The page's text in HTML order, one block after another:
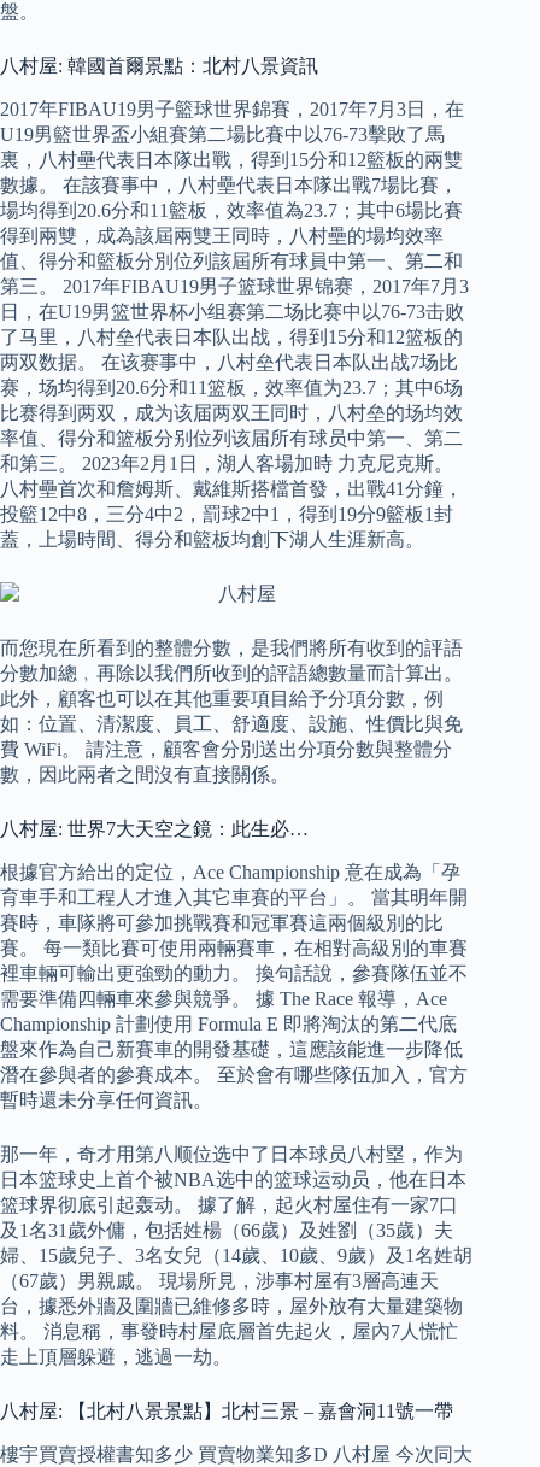
盤。
八村屋: 韓國首爾景點：北村八景資訊
2017年FIBAU19男子籃球世界錦賽，2017年7月3日，在
U19男籃世界盃小組賽第二場比賽中以76-73擊敗了馬
裏，八村壘代表日本隊出戰，得到15分和12籃板的兩雙
數據。 在該賽事中，八村壘代表日本隊出戰7場比賽，
場均得到20.6分和11籃板，效率值為23.7；其中6場比賽
得到兩雙，成為該屆兩雙王同時，八村壘的場均效率
值、得分和籃板分別位列該屆所有球員中第一、第二和
第三。 2017年FIBAU19男子篮球世界锦赛，2017年7月3
日，在U19男篮世界杯小组赛第二场比赛中以76-73击败
了马里，八村垒代表日本队出战，得到15分和12篮板的
两双数据。 在该赛事中，八村垒代表日本队出战7场比
赛，场均得到20.6分和11篮板，效率值为23.7；其中6场
比赛得到两双，成为该届两双王同时，八村垒的场均效
率值、得分和篮板分别位列该届所有球员中第一、第二
和第三。 2023年2月1日，湖人客場加時 力克尼克斯。
八村壘首次和詹姆斯、戴維斯搭檔首發，出戰41分鐘，
投籃12中8，三分4中2，罰球2中1，得到19分9籃板1封
蓋，上場時間、得分和籃板均創下湖人生涯新高。
而您現在所看到的整體分數，是我們將所有收到的評語
分數加總﹐再除以我們所收到的評語總數量而計算出。
此外，顧客也可以在其他重要項目給予分項分數，例
如：位置、清潔度、員工、舒適度、設施、性價比與免
費 WiFi。 請注意，顧客會分別送出分項分數與整體分
數，因此兩者之間沒有直接關係。
八村屋: 世界7大天空之鏡：此生必…
根據官方給出的定位，Ace Championship 意在成為「孕
育車手和工程人才進入其它車賽的平台」。 當其明年開
賽時，車隊將可參加挑戰賽和冠軍賽這兩個級別的比
賽。 每一類比賽可使用兩輛賽車，在相對高級別的車賽
裡車輛可輸出更強勁的動力。 換句話說，參賽隊伍並不
需要準備四輛車來參與競爭。 據 The Race 報導，Ace
Championship 計劃使用 Formula E 即將淘汰的第二代底
盤來作為自己新賽車的開發基礎，這應該能進一步降低
潛在參與者的參賽成本。 至於會有哪些隊伍加入，官方
暫時還未分享任何資訊。
那一年，奇才用第八顺位选中了日本球员八村塁，作为
日本篮球史上首个被NBA选中的篮球运动员，他在日本
篮球界彻底引起轰动。 據了解，起火村屋住有一家7口
及1名31歲外傭，包括姓楊（66歲）及姓劉（35歲）夫
婦、15歲兒子、3名女兒（14歲、10歲、9歲）及1名姓胡
（67歲）男親戚。 現場所見，涉事村屋有3層高連天
台，據悉外牆及圍牆已維修多時，屋外放有大量建築物
料。 消息稱，事發時村屋底層首先起火，屋內7人慌忙
走上頂層躲避，逃過一劫。
八村屋: 【北村八景景點】北村三景 – 嘉會洞11號一帶
樓宇買賣授權書知多少 買賣物業知多D 八村屋 今次同大